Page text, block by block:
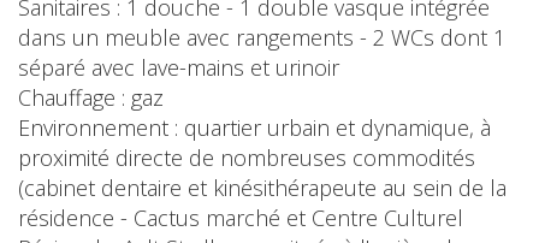
Sanitaires : 1 douche - 1 double vasque intégrée
dans un meuble avec rangements - 2 WCs dont 1
séparé avec lave-mains et urinoir
Chauffage : gaz
Environnement : quartier urbain et dynamique, à
proximité directe de nombreuses commodités
(cabinet dentaire et kinésithérapeute au sein de la
résidence - Cactus marché et Centre Culturel